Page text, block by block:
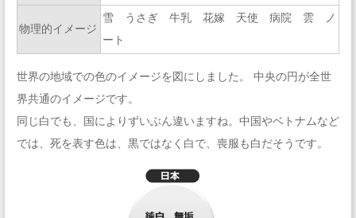
物理的イメージ
雪 うさぎ 牛乳 花嫁 天使 病院 雲 ノ
ート
世界の地域での色のイメージを図にしました。 中央の円が全世
界共通のイメージです。
同じ白でも、国によりずいぶん違いますね。中国やベトナムなど
では、死を表す色は、黒ではなく白で、喪服も白だそうです。